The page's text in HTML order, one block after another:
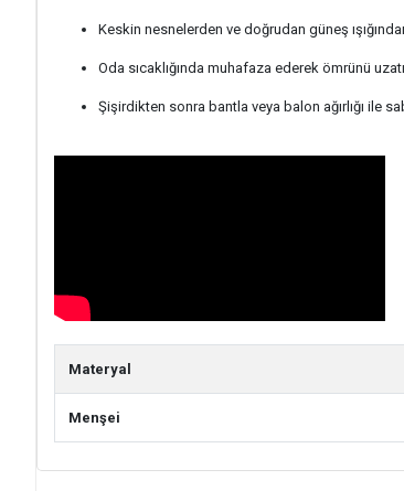
Keskin nesnelerden ve doğrudan güneş
Oda sıcaklığında muhafaza ederek ömrünü
Şişirdikten sonra bantla veya balon ağırlığı ile
Materyal
Menşei